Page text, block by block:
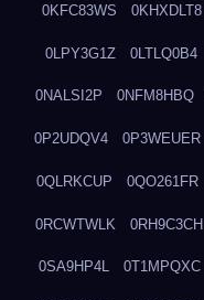
0KFC83WS 0KHXDLT8
0LPY3G1Z 0LTLQ0B4
0NALSI2P 0NFM8HBQ
0P2UDQV4 0P3WEUER
0QLRKCUP 0QO261FR
0RCWTWLK 0RH9C3CH
0SA9HP4L 0T1MPQXC